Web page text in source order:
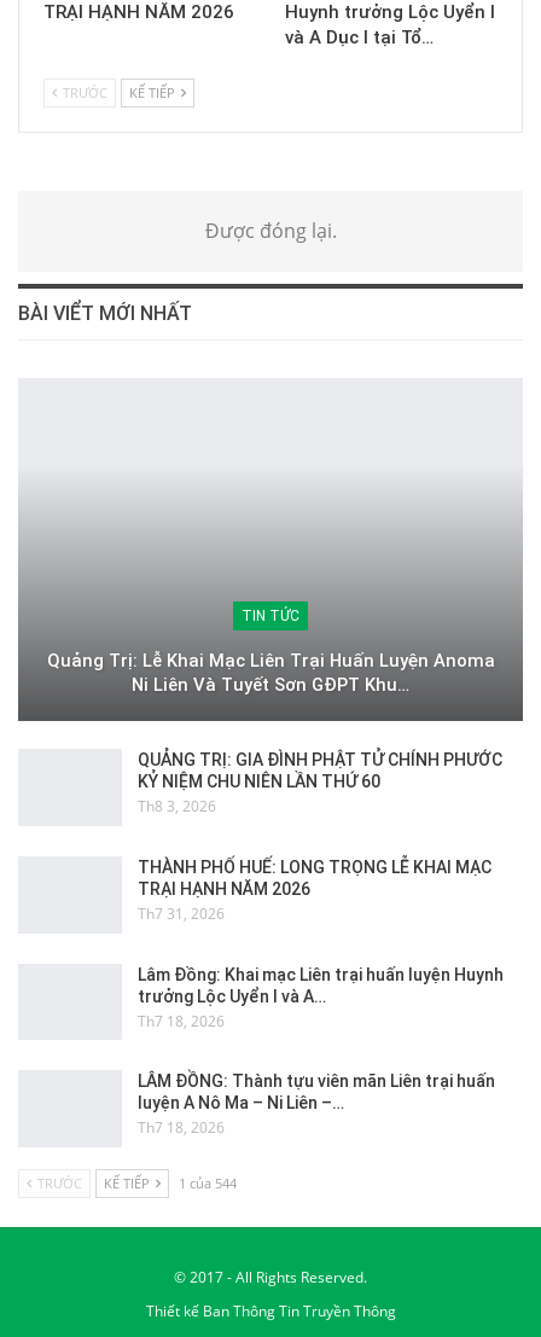
TRẠI HẠNH NĂM 2026
Huynh trưởng Lộc Uyển I
và A Dục I tại Tổ…
TRƯỚC KẾ TIẾP
Được đóng lại.
BÀI VIỂT MỚI NHẤT
TIN TỨC
Quảng Trị: Lễ Khai Mạc Liên Trại Huấn Luyện Anoma
Ni Liên Và Tuyết Sơn GĐPT Khu…
QUẢNG TRỊ: GIA ĐÌNH PHẬT TỬ CHÍNH PHƯỚC
KỶ NIỆM CHU NIÊN LẦN THỨ 60
Th8 3, 2026
THÀNH PHỐ HUẾ: LONG TRỌNG LỄ KHAI MẠC
TRẠI HẠNH NĂM 2026
Th7 31, 2026
Lâm Đồng: Khai mạc Liên trại huấn luyện Huynh
trưởng Lộc Uyển I và A…
Th7 18, 2026
LÂM ĐỒNG: Thành tựu viên mãn Liên trại huấn
luyện A Nô Ma – Ni Liên –…
Th7 18, 2026
TRƯỚC KẾ TIẾP 1 của 544
© 2017 - All Rights Reserved.
Thiết kế Ban Thông Tin Truyền Thông